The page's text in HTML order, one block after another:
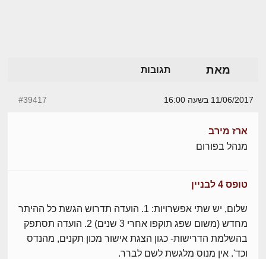
מאת תגובות
11/06/2017 בשעה 16:00 #39417
ארז מירב
מנהל בפורום
טופס 4 לבניין
שלום, יש שתי אפשרויות: 1. הועדה תדרוש הגשת כל ההיתר
מחדש (משום שפג תוקפו אחרי 3 שנים) 2. הועדה תסתפק
בהשלמת הדרישות- כגון הצגת אישור מכון תקנים, מהנדס
וכד'. אין מנוס מלגשת לשם לברר.